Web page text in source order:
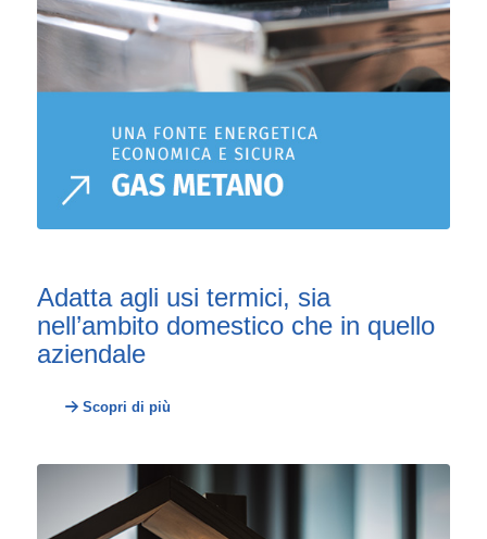
Adatta agli usi termici, sia
nell’ambito domestico che in quello
aziendale
Scopri di più